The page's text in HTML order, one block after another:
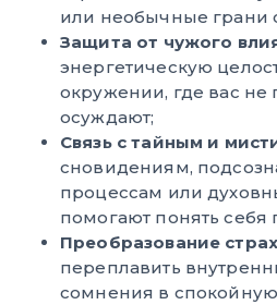
или необычные грани
Защита от чужого
энергетическую
окружении, где вас
осуждают;
Связь с тайным и
сновидениям,
процессам или
помогают понять себя
Преобразование
переплавить
сомнения в